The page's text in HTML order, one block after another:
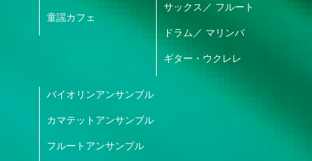
サックス ／ フルート
ドラム ／ マリンバ
ギター・ウクレレ
童謡カフェ
バイオリンアンサンブル
カマテットアンサンブル
フルートアンサンブル